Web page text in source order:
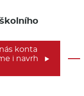
konta
i navrh
